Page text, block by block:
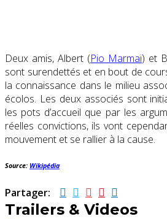
Deux amis, Albert (Pio Marmaï) et
sont surendettés et en bout de
la connaissance dans le milieu
écolos. Les deux associés sont
les pots d’accueil que par les
réelles convictions, ils vont
mouvement et se rallier à la cause.
Source: Wikipédia
Partager:
Trailers & Videos